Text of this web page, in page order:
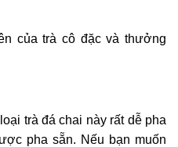
của trà cô đặc và thưởng
trà đá chai này rất dễ pha
pha sẵn. Nếu bạn muốn